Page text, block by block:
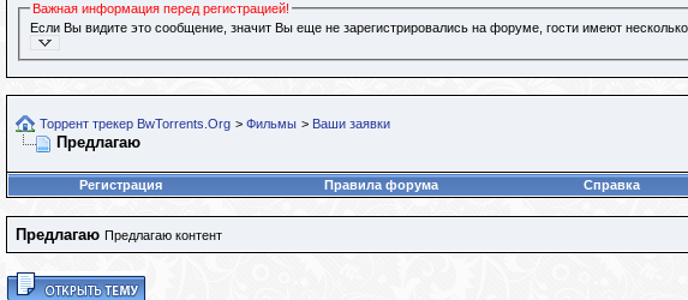
Важная информация перед регистрацией!
Если Вы видите это сообщение, значит Вы еще не зарегистрировались на форуме, гости имеют
Торрент трекер BwTorrents.Org > Фильмы > Ваши заявки
Предлагаю
Регистрация
Правила форума Справка
Предлагаю Предлагаю контент